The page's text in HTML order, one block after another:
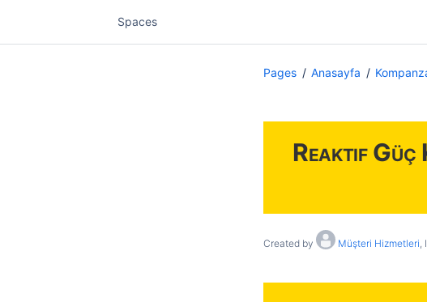
Spaces
Pages Anasayfa
Reaktif Güç
Created by Müşteri Hizmetleri,